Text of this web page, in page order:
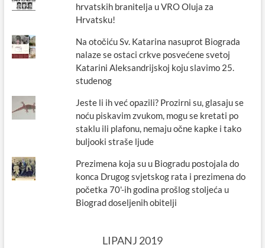
hrvatskih branitelja u VRO Oluja za
Hrvatsku!
Na otočiću Sv. Katarina nasuprot Biograda
nalaze se ostaci crkve posvećene svetoj
Katarini Aleksandrijskoj koju slavimo 25.
studenog
Jeste li ih već opazili? Prozirni su, glasaju se
noću piskavim zvukom, mogu se kretati po
staklu ili plafonu, nemaju očne kapke i tako
buljooki straše ljude
Prezimena koja su u Biogradu postojala do
konca Drugog svjetskog rata i prezimena do
početka 70'-ih godina prošlog stoljeća u
Biograd doseljenih obitelji
LIPANJ 2019